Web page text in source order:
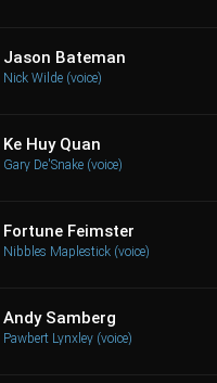
Jason Bateman
Nick Wilde (voice)
Ke Huy Quan
Gary De'Snake (voice)
Fortune Feimster
Nibbles Maplestick (voice)
Andy Samberg
Pawbert Lynxley (voice)